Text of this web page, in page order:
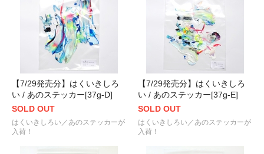
【7/29発売分】はくいきしろ
い / あのステッカー[37g-D]
SOLD OUT
はくいきしろい／あのステッカーが
入荷！
【7/29発売分】はくいきしろ
い / あのステッカー[37g-E]
SOLD OUT
はくいきしろい／あのステッカーが
入荷！